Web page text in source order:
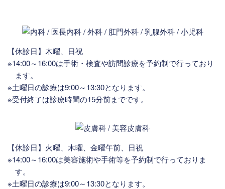
【休診日】木曜、日祝
※14:00～16:00は手術・検査や訪問診療を予約制で行っており
ます。
※土曜日の診療は9:00～13:30となります。
※受付終了は診療時間の15分前までです。
【休診日】火曜、木曜、金曜午前、日祝
※14:00～16:00は美容施術や手術等を予約制で行っておりま
す。
※土曜日の診療は9:00～13:30となります。